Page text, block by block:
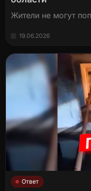
Жители не могут
19.06.2026
Ответ